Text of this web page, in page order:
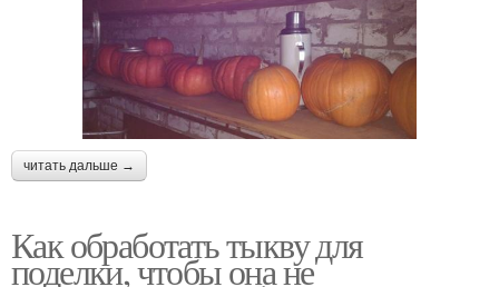
читать дальше →
Как обработать тыкву для
поделки, чтобы она не